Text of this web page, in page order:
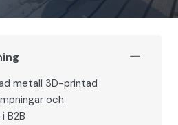
metall 3D-printad
och
B2B